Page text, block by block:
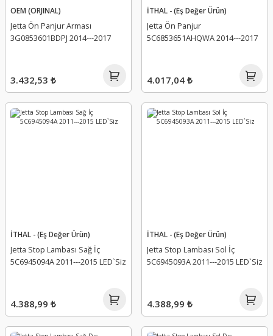
OEM (ORJINAL)
Jetta Ön Panjur Arması
3G0853601BDPJ 2014---2017
3.432,53 ₺
İTHAL - (Eş Değer Ürün)
Jetta Ön Panjur
5C6853651AHQWA 2014---2017
4.017,04 ₺
İTHAL - (Eş Değer Ürün)
Jetta Stop Lambası Sağ İç
5C6945094A 2011---2015 LED`Siz
4.388,99 ₺
İTHAL - (Eş Değer Ürün)
Jetta Stop Lambası Sol İç
5C6945093A 2011---2015 LED`Siz
4.388,99 ₺